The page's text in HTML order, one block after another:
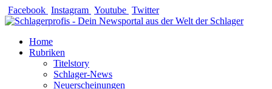
Zum
Inhalt
Facebook Instagram Youtube Twitter
Home
Rubriken
Titelstory
Schlager-News
Neuerscheinungen